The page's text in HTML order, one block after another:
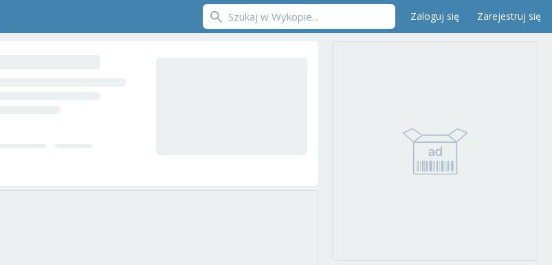
Zaloguj się Zarejestruj się